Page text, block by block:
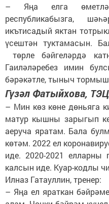
– Яңа елга
республикабызга,
икътисадый яктан
үсештән туктамасын.
төрле бәйгеләрдә
Гаиләләребез имин
бәрәкәтле, тыныч тормыш
Гүзәл Фатыйхова,
– Мин көз көне дөньяга
матур кышны зарыгып
аеруча яратам. Бала
көтәм. 2022 ел
иде. 2020-2021 елларны
калсын иде. Куар-кодлы
Илназ Гатауллин, тренер:
– Яңа ел яраткан